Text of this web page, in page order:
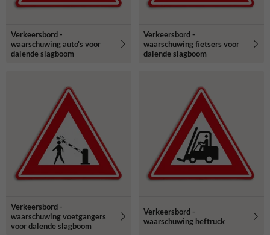
Verkeersbord -
waarschuwing auto's voor
dalende slagboom
Verkeersbord -
waarschuwing fietsers voor
dalende slagboom
Verkeersbord -
waarschuwing voetgangers
voor dalende slagboom
Verkeersbord -
waarschuwing heftruck